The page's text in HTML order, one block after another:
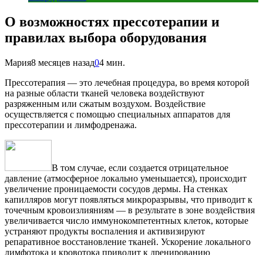
О возможностях прессотерапии и
правилах выбора оборудования
Мария8 месяцев назад04 мин.
Прессотерапия — это лечебная процедура, во время которой
на разные области тканей человека воздействуют
разряженным или сжатым воздухом. Воздействие
осуществляется с помощью специальных аппаратов для
прессотерапии и лимфодренажа.
В том случае, если создается отрицательное
давление (атмосферное локально уменьшается), происходит
увеличение проницаемости сосудов дермы. На стенках
капилляров могут появляться микроразрывы, что приводит к
точечным кровоизлияниям — в результате в зоне воздействия
увеличивается число иммунокомпетентных клеток, которые
устраняют продукты воспаления и активизируют
репаративное восстановление тканей. Ускорение локального
лимфотока и кровотока приводит к дренированию